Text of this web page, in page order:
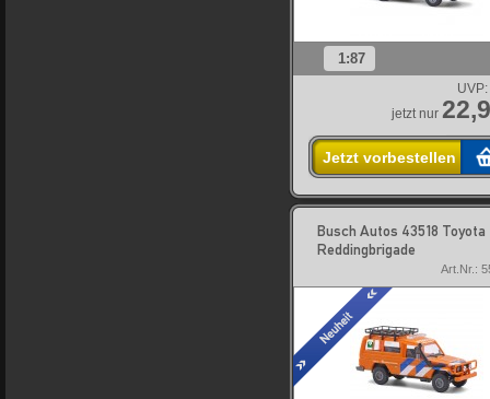
1:87
UVP:
jetzt nur
Jetzt vorbestellen
Busch Autos 43518 Toyota
Reddingbrigade
Art.Nr.: